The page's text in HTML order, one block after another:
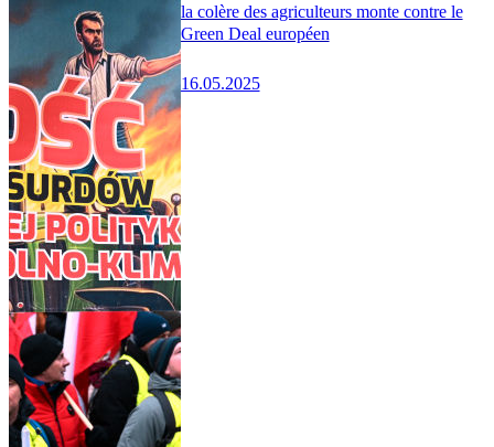
la colère des agriculteurs monte contre le
Green Deal européen
16.05.2025